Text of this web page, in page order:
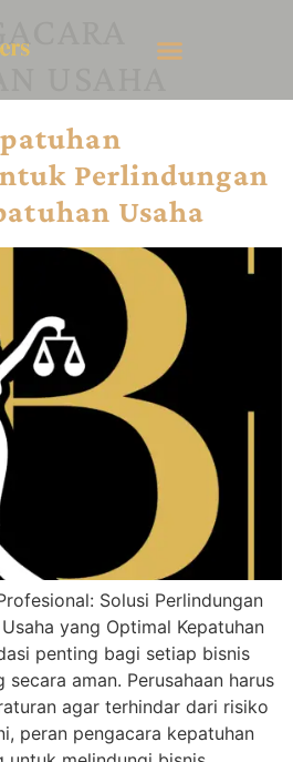
USAHA
Perlindungan
Usaha
Solusi Perlindungan
yang Optimal Kepatuhan
penting bagi setiap bisnis
aman. Perusahaan harus
agar terhindar dari risiko
peran pengacara kepatuhan